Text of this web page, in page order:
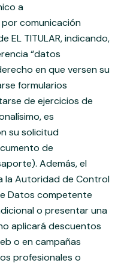
a
comunicación
EL TITULAR, indicando,
“datos
en que versen su
formularios
de ejercicios de
es
su solicitud
de
Además, el
la Autoridad de Control
Datos competente
o presentar una
aplicará descuentos
o en campañas
profesionales o